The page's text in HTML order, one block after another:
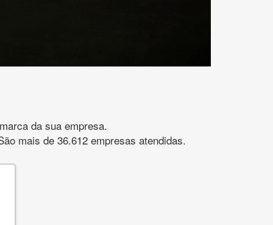
da sua empresa.
mais de 36.612 empresas atendidas.